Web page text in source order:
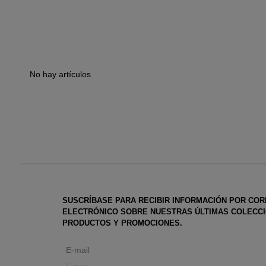
No hay artículos
SUSCRÍBASE PARA RECIBIR INFORMACIÓN POR
ELECTRÓNICO SOBRE NUESTRAS ÚLTIMAS
PRODUCTOS Y PROMOCIONES.
E-mail